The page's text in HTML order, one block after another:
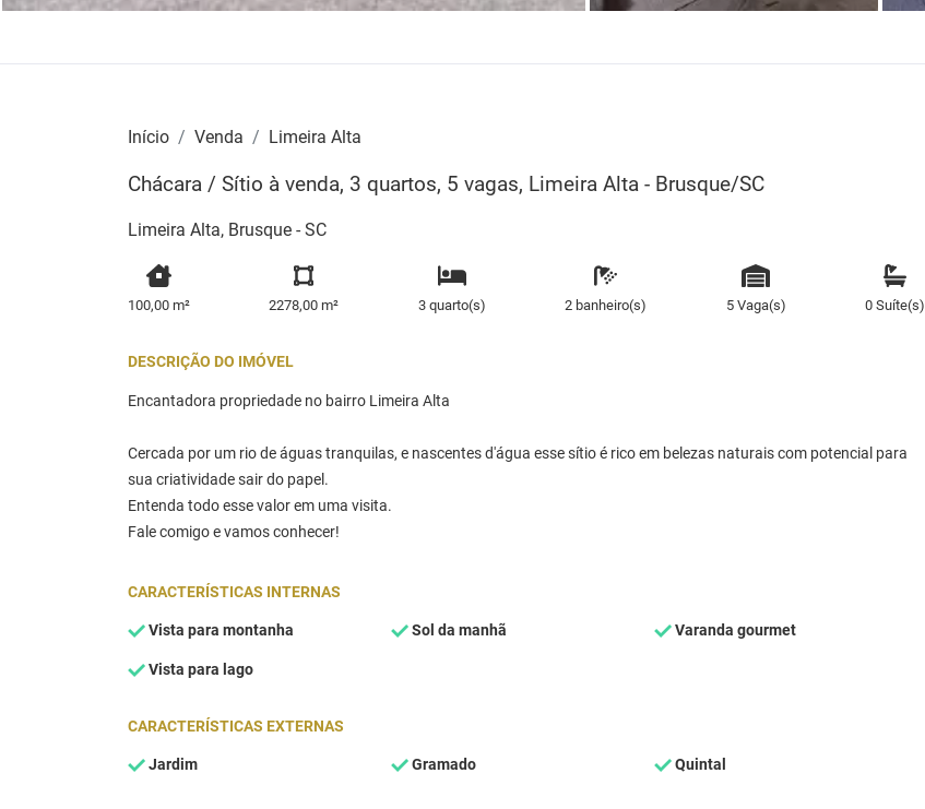
Início Venda Limeira Alta
Chácara / Sítio à venda, 3 quartos, 5 vagas, Limeira Alta - Brusque/SC
Limeira Alta, Brusque - SC
100,00 m² 2278,00 m² 3 quarto(s) 2 banheiro(s) 5 Vaga(s) 0 Suíte(s)
DESCRIÇÃO DO IMÓVEL
Encantadora propriedade no bairro Limeira Alta
Cercada por um rio de águas tranquilas, e nascentes d'água esse sítio é rico em belezas naturais com potencial para
sua criatividade sair do papel.
Entenda todo esse valor em uma visita.
Fale comigo e vamos conhecer!
CARACTERÍSTICAS INTERNAS
Vista para montanha Sol da manhã Varanda gourmet
Vista para lago
CARACTERÍSTICAS EXTERNAS
Jardim Gramado Quintal